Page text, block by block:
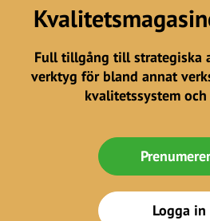
Full tillgång till strategiska
verktyg för bland annat
kvalitetssystem
Logga in